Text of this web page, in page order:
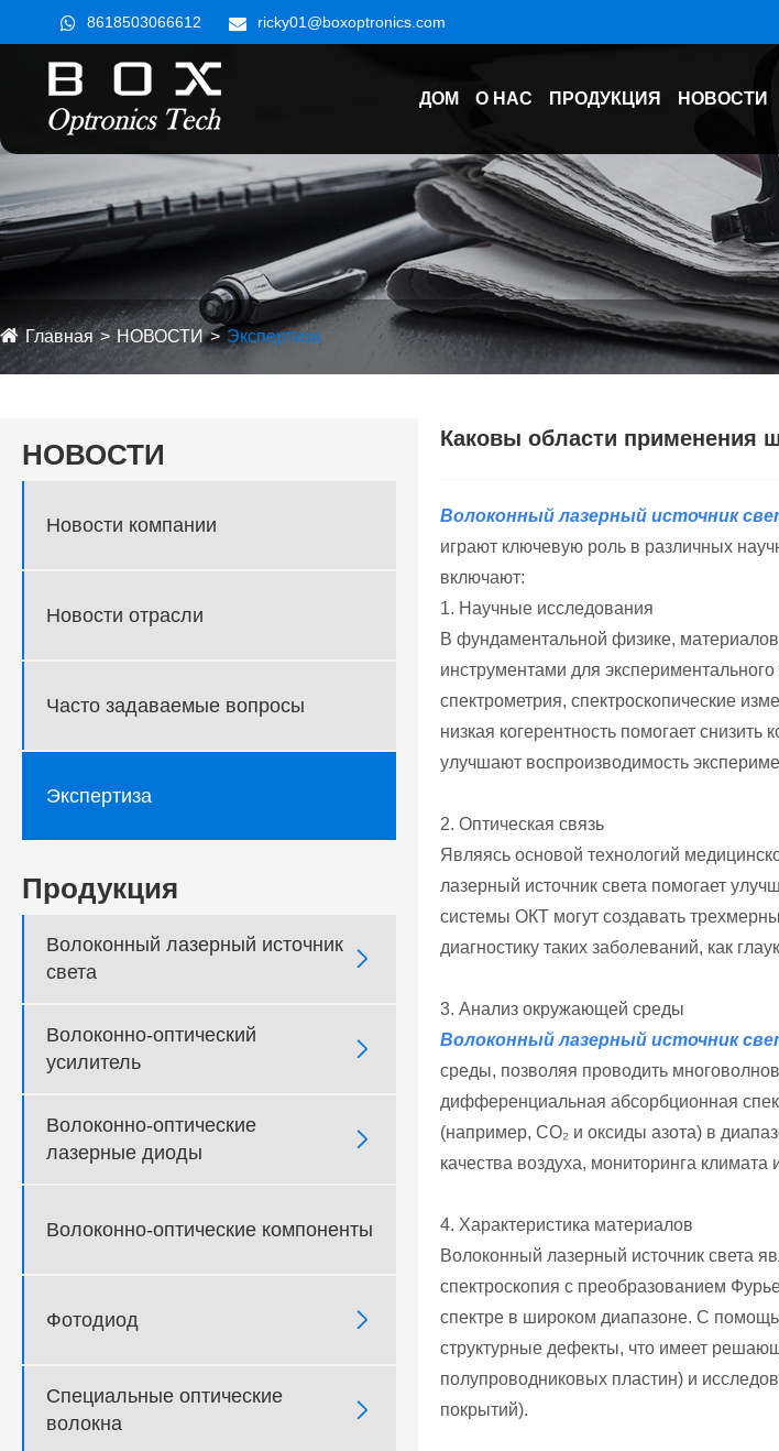
8618503066612 ricky01@boxoptronics.com
ДОМ О НАС ПРОДУКЦИЯ НОВОСТИ
Главная НОВОСТИ Экспертиза
НОВОСТИ
Новости компании
Новости отрасли
Часто задаваемые вопросы
Экспертиза
Продукция
Волоконный лазерный источник
света

Волоконно-оптический
усилитель

Волоконно-оптические
лазерные диоды

Волоконно-оптические компоненты
Фотодиод 
Специальные оптические
волокна

Каковы области применения
Волоконный лазерный источник
играют ключевую роль в различных
включают:
1. Научные исследования
В фундаментальной физике,
инструментами для
спектрометрия, спектроскопические
низкая когерентность помогает
улучшают воспроизводимость
2. Оптическая связь
Являясь основой технологий
лазерный источник света помогает
системы ОКТ могут создавать
диагностику таких заболеваний, как
3. Анализ окружающей среды
Волоконный лазерный источник
среды, позволяя проводить
дифференциальная абсорбционная
(например, CO₂ и оксиды азота) в
качества воздуха, мониторинга
4. Характеристика материалов
Волоконный лазерный источник света
спектроскопия с преобразованием
спектре в широком диапазоне. С
структурные дефекты, что имеет
полупроводниковых пластин) и
покрытий).